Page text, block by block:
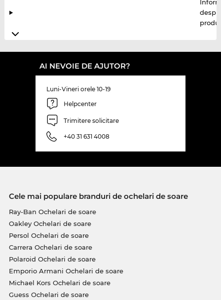
AI NEVOIE DE AJUTOR?
Luni-Vineri orele 10-19
Helpcenter
Trimitere solicitare
+40 31 631 4008
Cele mai populare branduri de ochelari de soare
Ray-Ban Ochelari de soare
Oakley Ochelari de soare
Persol Ochelari de soare
Carrera Ochelari de soare
Polaroid Ochelari de soare
Emporio Armani Ochelari de soare
Michael Kors Ochelari de soare
Guess Ochelari de soare